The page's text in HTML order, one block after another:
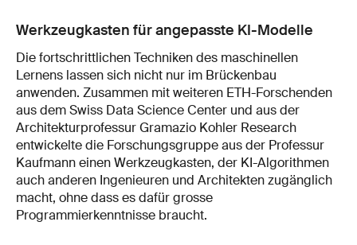
Werkzeugkasten für angepasste KI-Modelle
Die fortschrittlichen Techniken des maschinellen
Lernens lassen sich nicht nur im Brückenbau
anwenden. Zusammen mit weiteren ETH-Forschenden
aus dem Swiss Data Science Center und aus der
Architekturprofessur Gramazio Kohler Research
entwickelte die Forschungsgruppe aus der Professur
Kaufmann einen Werkzeugkasten, der KI-Algorithmen
auch anderen Ingenieuren und Architekten zugänglich
macht, ohne dass es dafür grosse
Programmierkenntnisse braucht.